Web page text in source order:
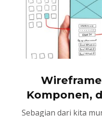
Komponen,
Sebagian dari kita